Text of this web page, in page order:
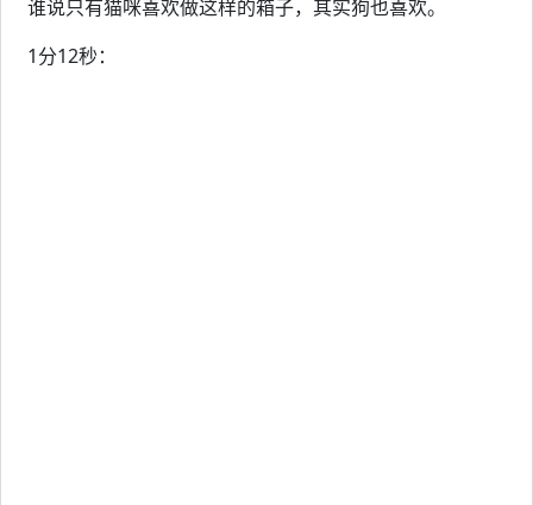
谁说只有猫咪喜欢做这样的箱子，其实狗也喜欢。
1分12秒：